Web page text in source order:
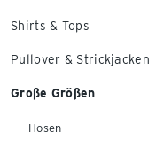
Shirts & Tops
Pullover & Strickjacken
Große Größen
Hosen